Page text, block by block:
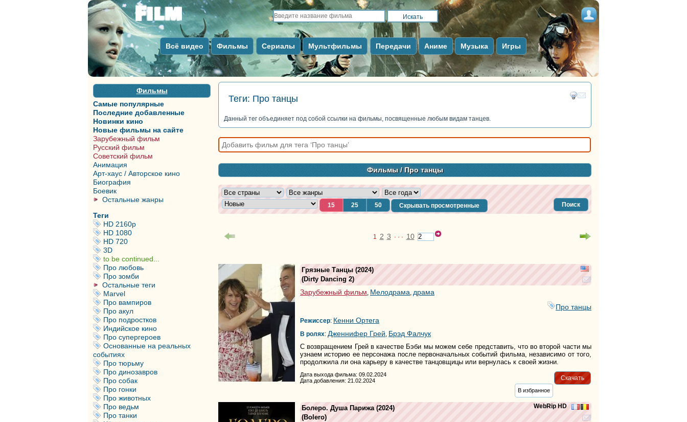
Всё видео Фильмы Сериалы Мультфильмы Передачи Аниме Музыка Игры
Фильмы
Самые популярные
Последние добавленные
Новинки кино
Новые фильмы на сайте
Зарубежный фильм
Русский фильм
Советский фильм
Анимация
Арт-хаус / Авторское кино
Биография
Боевик
Остальные жанры
Теги
HD 2160р
HD 1080
HD 720
3D
to be continued...
Про любовь
Про зомби
Остальные теги
Marvel
Про вампиров
Про акул
Про подростков
Индийское кино
Про супергероев
Основанные на реальных
событиях
Про тюрьму
Про динозавров
Про собак
Про гонки
Про животных
Про ведьм
Про танки
Теги: Про танцы
Данный тег объединяет под собой ссылки на фильмы, посвященные любым видам танцев.
Фильмы/ Про танцы
Поиск
15 25 50 Скрывать просмотренные
1 2 3 · · · 10
Грязные Танцы (2024)
(Dirty Dancing 2)
Зарубежный фильм, Мелодрама, драма
Про танцы
Режиссер: Кенни Ортега
В ролях: Дженнифер Грей, Брэд Фалчук
С возвращением Грей в качестве Бэби мы можем себе представить, что во второй части мы
узнаем историю ее персонажа после первоначальных событий фильма, независимо от того,
продолжила ли она карьеру в качестве танцовщицы или вернулась к своей жизни.
Скачать
Дата выхода фильма: 09.02.2024
Дата добавления: 21.02.2024
В избранное
WebRip HD
Болеро. Душа Парижа(2024)
(Bolero)